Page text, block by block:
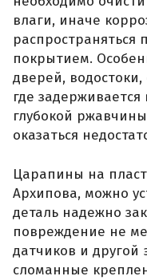
влаги, иначе
распространяться
покрытием.
дверей,
где
глубокой
оказаться
Царапины на
Архипова, можно
деталь надежно
повреждение не
датчиков и другой
сломанные